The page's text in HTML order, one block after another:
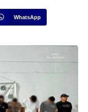
WhatsApp